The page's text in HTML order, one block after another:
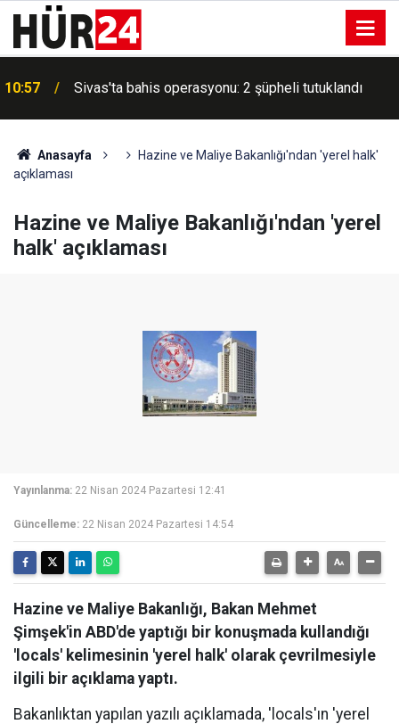
10:57 Sivas'ta bahis operasyonu: 2 şüpheli tutuklandı
Anasayfa
Hazine ve Maliye Bakanlığı'ndan 'yerel halk'
açıklaması
Hazine ve Maliye Bakanlığı'ndan 'yerel
halk' açıklaması
Yayınlanma: 22 Nisan 2024 Pazartesi 12:41
Güncelleme: 22 Nisan 2024 Pazartesi 14:54
Hazine ve Maliye Bakanlığı, Bakan Mehmet
Şimşek'in ABD'de yaptığı bir konuşmada kullandığı
'locals' kelimesinin 'yerel halk' olarak çevrilmesiyle
ilgili bir açıklama yaptı.
Bakanlıktan yapılan yazılı açıklamada, 'locals'ın 'yerel